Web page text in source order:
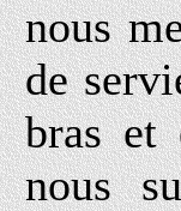
nous
de
bras et
nous